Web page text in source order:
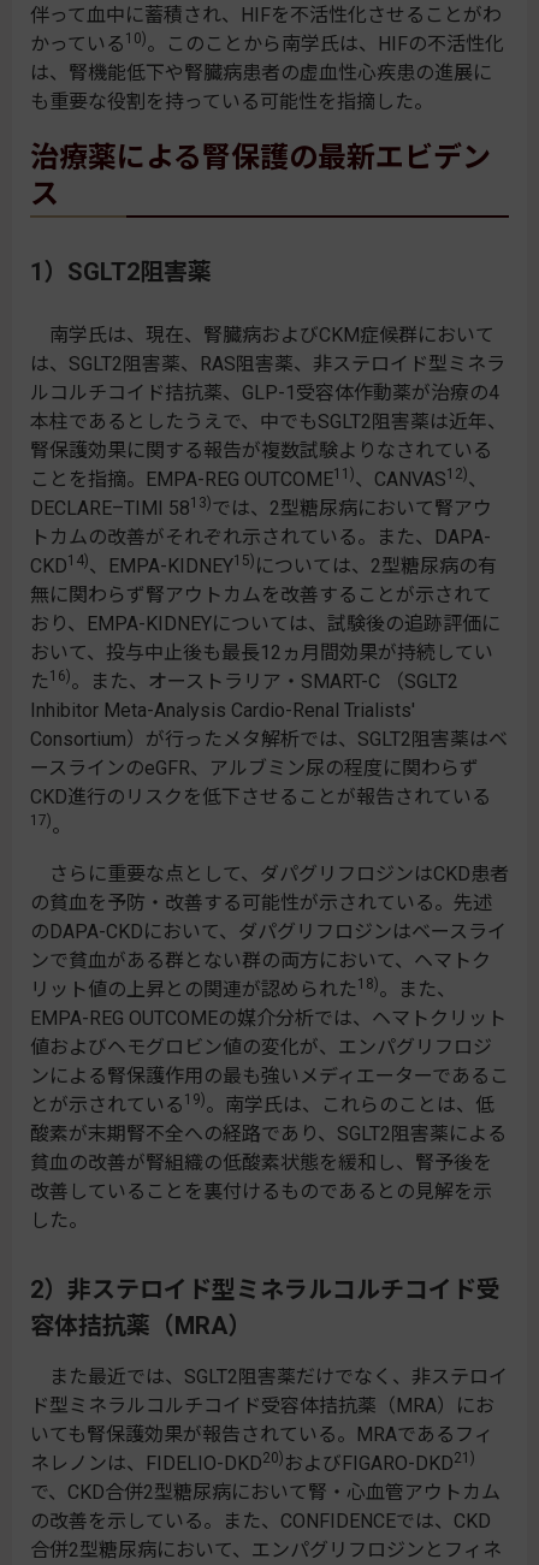
伴って血中に蓄積され、HIFを不活性化させることがわ
かっている 10)。このことから南学氏は、HIFの不活性化
は、腎機能低下や腎臓病患者の虚血性心疾患の進展に
も重要な役割を持っている可能性を指摘した。
治療薬による腎保護の最新エビデン
ス
1）SGLT2阻害薬
南学氏は、現在、腎臓病およびCKM症候群において
は、SGLT2阻害薬、RAS阻害薬、非ステロイド型ミネラ
ルコルチコイド拮抗薬、GLP-1受容体作動薬が治療の4
本柱であるとしたうえで、中でもSGLT2阻害薬は近年、
腎保護効果に関する報告が複数試験よりなされている
ことを指摘。EMPA-REG OUTCOME11)、CANVAS12)、
DECLARE–TIMI 5813)では、2型糖尿病において腎アウ
トカムの改善がそれぞれ示されている。また、DAPA-
CKD14)、EMPA-KIDNEY15) については、2型糖尿病の有
無に関わらず腎アウトカムを改善することが示されて
おり、EMPA-KIDNEYについては、試験後の追跡評価に
おいて、投与中止後も最長12ヵ月間効果が持続してい
た16)。また、オーストラリア・SMART-C （SGLT2
Inhibitor Meta-Analysis Cardio-Renal Trialists'
Consortium）が行ったメタ解析では、SGLT2阻害薬はベ
ースラインのeGFR、アルブミン尿の程度に関わらず
CKD進行のリスクを低下させることが報告されている
17)。
さらに重要な点として、ダパグリフロジンはCKD患者
の貧血を予防・改善する可能性が示されている。先述
のDAPA-CKDにおいて、ダパグリフロジンはベースライ
ンで貧血がある群とない群の両方において、ヘマトク
リット値の上昇との関連が認められた18)。また、
EMPA-REG OUTCOMEの媒介分析では、ヘマトクリット
値およびヘモグロビン値の変化が、エンパグリフロジ
ンによる腎保護作用の最も強いメディエーターであるこ
とが示されている 19)。南学氏は、これらのことは、低
酸素が末期腎不全への経路であり、SGLT2阻害薬による
貧血の改善が腎組織の低酸素状態を緩和し、腎予後を
改善していることを裏付けるものであるとの見解を示
した。
2）非ステロイド型ミネラルコルチコイド受
容体拮抗薬（MRA）
また最近では、SGLT2阻害薬だけでなく、非ステロイ
ド型ミネラルコルチコイド受容体拮抗薬（MRA）にお
いても腎保護効果が報告されている。MRAであるフィ
ネレノンは、FIDELIO-DKD20) およびFIGARO-DKD21)
で、CKD合併2型糖尿病において腎・心血管アウトカム
の改善を示している。また、CONFIDENCEでは、CKD
合併2型糖尿病において、エンパグリフロジンとフィネ